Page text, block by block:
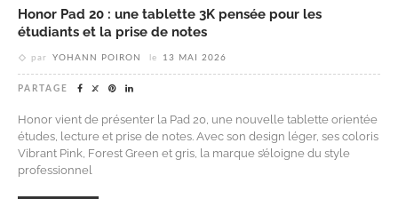
Honor Pad 20 : une tablette 3K pensée pour les
étudiants et la prise de notes
par YOHANN POIRON le 13 MAI 2026
PARTAGE
Honor vient de présenter la Pad 20, une nouvelle tablette orientée
études, lecture et prise de notes. Avec son design léger, ses coloris
Vibrant Pink, Forest Green et gris, la marque s’éloigne du style
professionnel